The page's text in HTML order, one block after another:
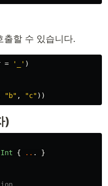
출할 수 있습니다.
= '_' )
"b" , "c"))
)
Int { .. . }